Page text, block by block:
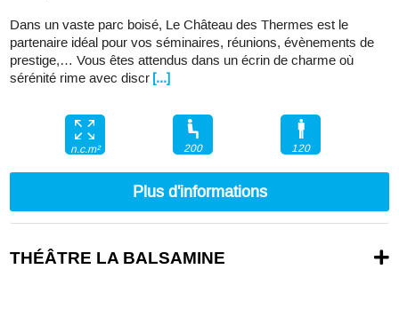
Dans un vaste parc boisé, Le Château des Thermes est le
partenaire idéal pour vos séminaires, réunions, évènements de
prestige,… Vous êtes attendus dans un écrin de charme où
sérénité rime avec discr [...]
n.c.m² 200 120
Plus d'informations
THÉÂTRE LA BALSAMINE